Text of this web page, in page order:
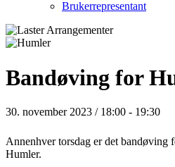
Brukerrepresentant
Bandøving for
30. november 2023 / 18:00 - 19:30
Annenhver torsdag er det bandøving
Humler.